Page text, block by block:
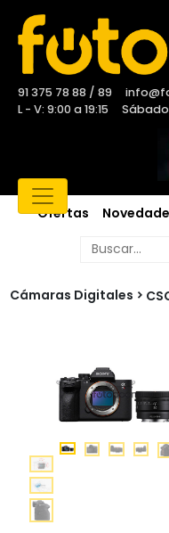
91 375 78 88 / 89
L - V: 9:00 a 19:15
Ofertas
Cámaras Digitales